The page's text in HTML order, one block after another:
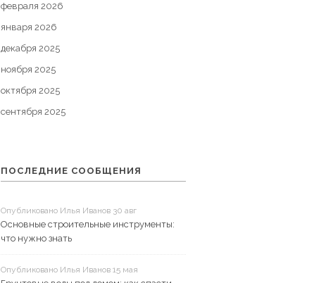
февраля 2026
января 2026
декабря 2025
ноября 2025
октября 2025
сентября 2025
ПОСЛЕДНИЕ СООБЩЕНИЯ
Опубликовано Илья Иванов 30 авг
Основные строительные инструменты:
что нужно знать
Опубликовано Илья Иванов 15 мая